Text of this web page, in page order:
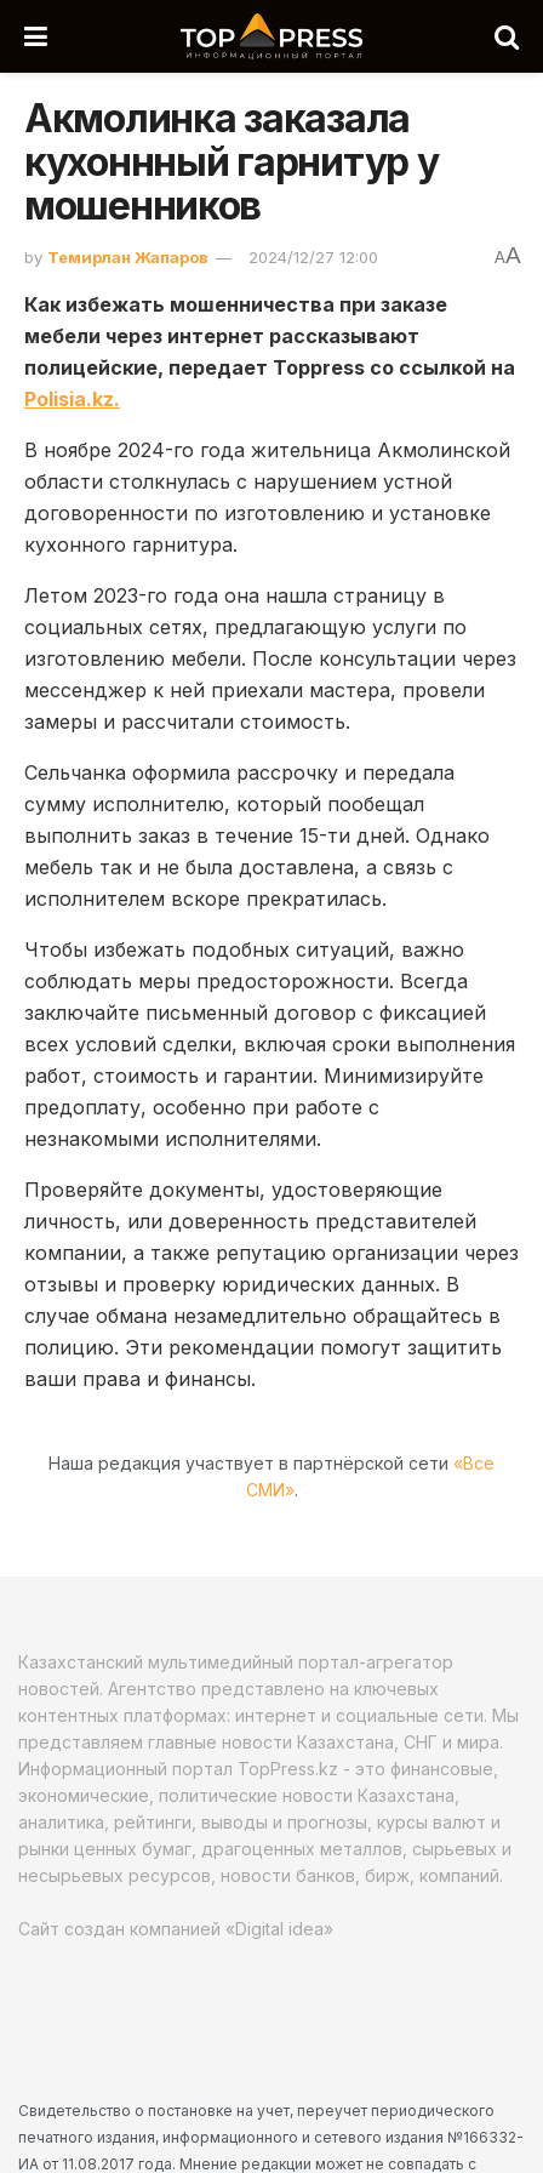
Акмолинка заказала
кухоннный гарнитур у
мошенников
by Темирлан Жапаров 2024/12/27 12:00 AA
Как избежать мошенничества при заказе
мебели через интернет рассказывают
полицейские, передает Toppress со ссылкой на
Polisia.kz.
В ноябре 2024-го года жительница Акмолинской
области столкнулась с нарушением устной
договоренности по изготовлению и установке
кухонного гарнитура.
Летом 2023-го года она нашла страницу в
социальных сетях, предлагающую услуги по
изготовлению мебели. После консультации через
мессенджер к ней приехали мастера, провели
замеры и рассчитали стоимость.
Сельчанка оформила рассрочку и передала
сумму исполнителю, который пообещал
выполнить заказ в течение 15-ти дней. Однако
мебель так и не была доставлена, а связь с
исполнителем вскоре прекратилась.
Чтобы избежать подобных ситуаций, важно
соблюдать меры предосторожности. Всегда
заключайте письменный договор с фиксацией
всех условий сделки, включая сроки выполнения
работ, стоимость и гарантии. Минимизируйте
предоплату, особенно при работе с
незнакомыми исполнителями.
Проверяйте документы, удостоверяющие
личность, или доверенность представителей
компании, а также репутацию организации через
отзывы и проверку юридических данных. В
случае обмана незамедлительно обращайтесь в
полицию. Эти рекомендации помогут защитить
ваши права и финансы.
Наша редакция участвует в партнёрской сети «Все
СМИ».
Казахстанский мультимедийный портал-агрегатор
новостей. Агентство представлено на ключевых
контентных платформах: интернет и социальные сети. Мы
представляем главные новости Казахстана, СНГ и мира.
Информационный портал TopPress.kz - это финансовые,
экономические, политические новости Казахстана,
аналитика, рейтинги, выводы и прогнозы, курсы валют и
рынки ценных бумаг, драгоценных металлов, сырьевых и
несырьевых ресурсов, новости банков, бирж, компаний.
Сайт создан компанией «Digital idea»
Свидетельство о постановке на учет, переучет периодического
печатного издания, информационного и сетевого издания №166332-
ИА от 11.08.2017 года. Мнение редакции может не совпадать с